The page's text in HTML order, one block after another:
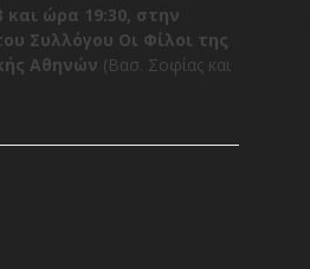
και ώρα 19:30, στην
Συλλόγου Οι Φίλοι της
Αθηνών (Βασ. Σοφίας και